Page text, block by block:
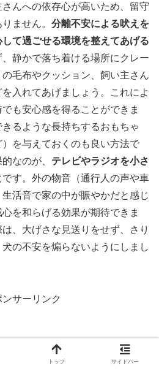
んへの依存心が高いため、留守
ません。 分離不安による吠えを
て過ごせる環境を整えてあげる
静かで落ち着ける場所にクレー
の毛布やクッション、飼い主さん
入れてあげましょう。これによ
も安心感を得ることができま
るような長持ちするおもちゃ
）を与えておくのも良い方法で
なのが、 テレビやラジオを小さ
です。外の物音（通行人の声や車
活音で家の中が賑やかだと感じ
を和らげる効果が期待できま
、大げさな見送りをせず、さり
の不安を煽らないようにしまし
ンサーリンク
トップ サイドバー